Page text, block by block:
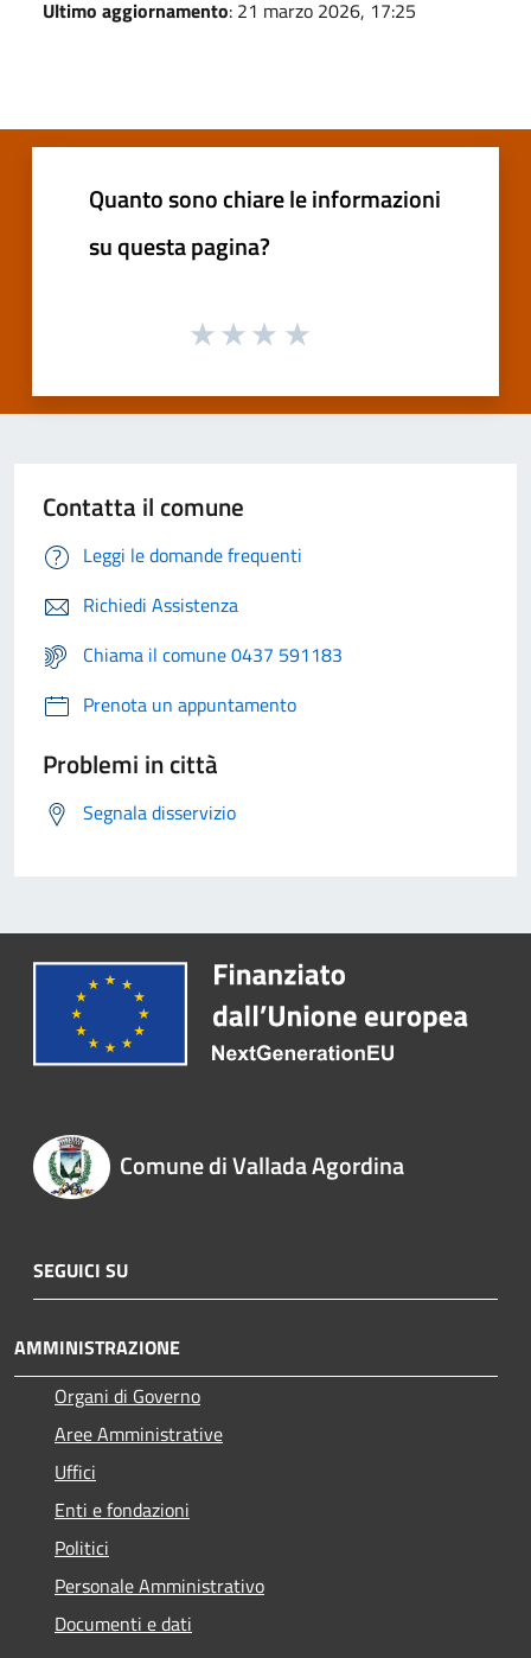
Ultimo aggiornamento: 21 marzo 2026, 17:25
Quanto sono chiare le informazioni
su questa pagina?
Contatta il comune
Leggi le domande frequenti
Richiedi Assistenza
Chiama il comune 0437 591183
Prenota un appuntamento
Problemi in città
Segnala disservizio
Comune di Vallada Agordina
SEGUICI SU
AMMINISTRAZIONE
Organi di Governo
Aree Amministrative
Uffici
Enti e fondazioni
Politici
Personale Amministrativo
Documenti e dati